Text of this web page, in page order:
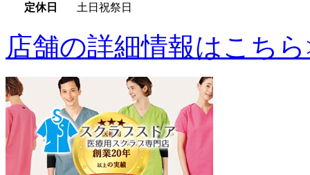
定休日
土日祝祭日
店舗の詳細情報はこち